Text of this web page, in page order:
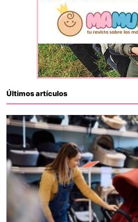
Últimos artículos